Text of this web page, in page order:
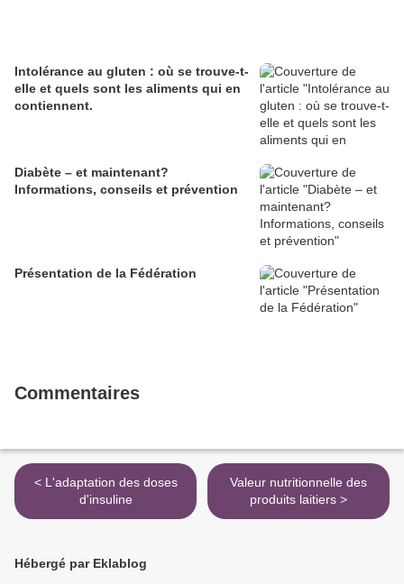
Intolérance au gluten : où se trouve-t-
elle et quels sont les aliments qui en
contiennent.
Diabète – et maintenant?
Informations, conseils et prévention
Présentation de la Fédération
Commentaires
< L'adaptation des doses
d'insuline
Valeur nutritionnelle des
produits laitiers >
Hébergé par Eklablog